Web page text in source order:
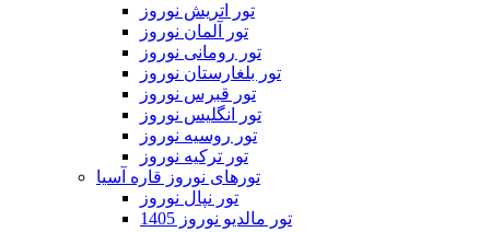
تور اتریش نوروز
تور آلمان نوروز
تور رومانی نوروز
تور بلغارستان نوروز
تور قبرس نوروز
تور انگلیس نوروز
تور روسیه نوروز
تور ترکیه نوروز
تورهای نوروز قاره آسیا
تور نپال نوروز
تور مالدیو نوروز 1405